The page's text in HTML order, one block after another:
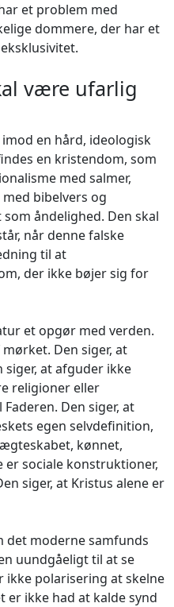
et problem med
dommere, der har et
være ufarlig
en hård, ideologisk
en kristendom, som
med salmer,
bibelvers og
åndelighed. Den skal
når denne falske
til at
der ikke bøjer sig for
et opgør med verden.
Den siger, at
siger, at afguder ikke
religioner eller
Den siger, at
egen selvdefinition,
kønnet,
sociale konstruktioner,
siger, at Kristus alene er
det moderne samfunds
uundgåeligt til at se
ikke polarisering at skelne
er ikke had at kalde synd